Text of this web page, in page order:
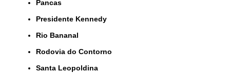
Pancas
Presidente Kennedy
Rio Bananal
Rodovia do Contorno
Santa Leopoldina